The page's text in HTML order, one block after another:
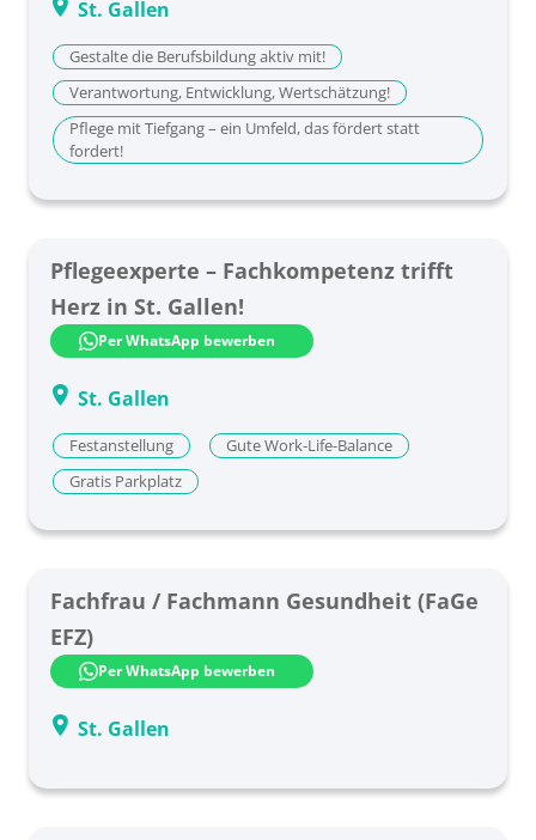
St. Gallen
Gestalte die Berufsbildung aktiv mit!
Verantwortung, Entwicklung, Wertschätzung!
Pflege mit Tiefgang – ein Umfeld, das fördert statt
fordert!
Pflegeexperte – Fachkompetenz trifft
Herz in St. Gallen!
Per WhatsApp bewerben
St. Gallen
Festanstellung
Gute Work-Life-Balance
Gratis Parkplatz
Fachfrau / Fachmann Gesundheit (FaGe
EFZ)
Per WhatsApp bewerben
St. Gallen